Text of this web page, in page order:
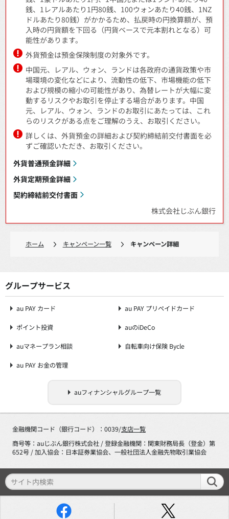
銭、1レアルあたり1円80銭、100ウォンあたり40銭、1NZ
ドルあたり80銭）がかかるため、払戻時の円換算額が、預
入時の円貨額を下回る（円貨ベースで元本割れとなる）可
能性があります。
外貨預金は預金保険制度の対象外です。
中国元、レアル、ウォン、ランドは各政府の通貨政策や市
場環境の変化などにより、流動性の低下、市場機能の低下
および規模の縮小の可能性があり、為替レートが大幅に変
動するリスクやお取引を停止する場合があります。中国
元、レアル、ウォン、ランドのお取引にあたっては、これ
らのリスクがある点をご理解のうえ、お取引ください。
詳しくは、外貨預金の詳細および契約締結前交付書面を必
ずご確認いただき、お取引ください。
外貨普通預金詳細
外貨定期預金詳細
契約締結前交付書面
株式会社じぶん銀行
ホーム キャンペーン一覧 キャンペーン詳細
グループサービス
au PAY カード au PAY プリペイドカード
ポイント投資 auのiDeCo
auマネープラン相談 自転車向け保険 Bycle
au PAY お金の管理
auフィナンシャルグループ一覧
金融機関コード（銀行コード）：0039/支店一覧
商号等：auじぶん銀行株式会社 / 登録金融機関：関東財務局長（登金）第
652号 / 加入協会：日本証券業協会、一般社団法人金融先物取引業協会